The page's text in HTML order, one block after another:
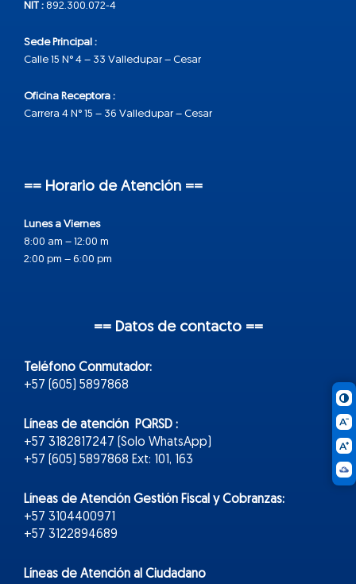
NIT : 892.300.072-4
Sede Principal :
Calle 15 N° 4 – 33 Valledupar – Cesar
Oficina Receptora :
Carrera 4 N° 15 – 36 Valledupar – Cesar
== Horario de Atención ==
Lunes a Viernes
8:00 am – 12:00 m
2:00 pm – 6:00 pm
== Datos de contacto ==
Teléfono Conmutador:
+57 (605) 5897868
Líneas de atención PQRSD :
+57 3182817247 (Solo WhatsApp)
+57 (605) 5897868 Ext: 101, 163
Líneas de Atención Gestión Fiscal y Cobranzas:
+57 3104400971
+57 3122894689
Líneas de Atención al Ciudadano